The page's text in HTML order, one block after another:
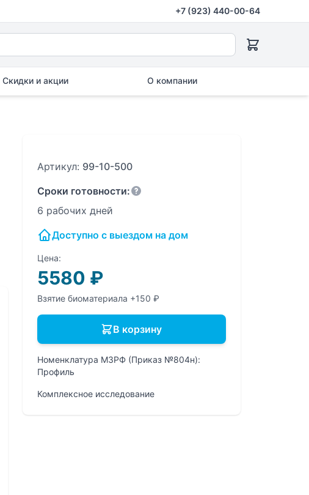
+7 (923) 440-00-64
Скидки и акции О компании
Артикул: 99-10-500
Сроки готовности:
6 рабочих дней
Доступно с выездом на дом
Цена:
5580 ₽
Взятие биоматериала +150 ₽
В корзину
Номенклатура МЗРФ (Приказ №804н):
Профиль
Комплексное исследование